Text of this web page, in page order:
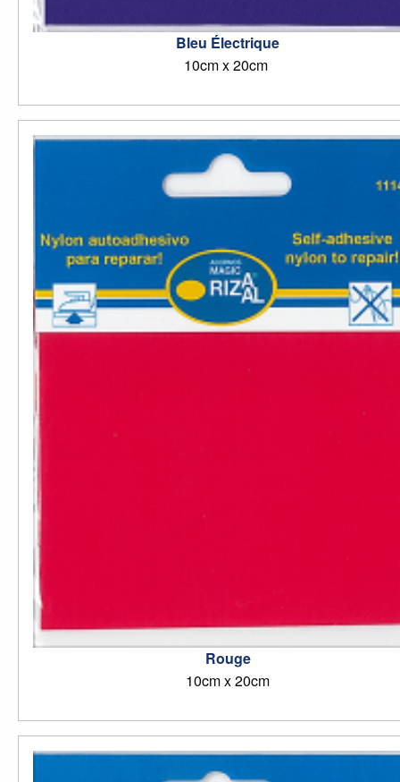
Bleu Électrique
10cm x 20cm
Rouge
10cm x 20cm